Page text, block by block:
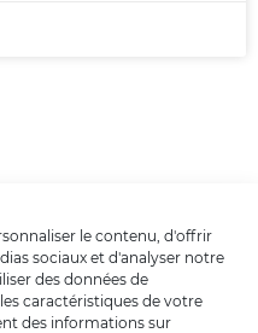
le contenu, d'offrir
sociaux et d'analyser notre
des données de
caractéristiques de votre
des informations sur